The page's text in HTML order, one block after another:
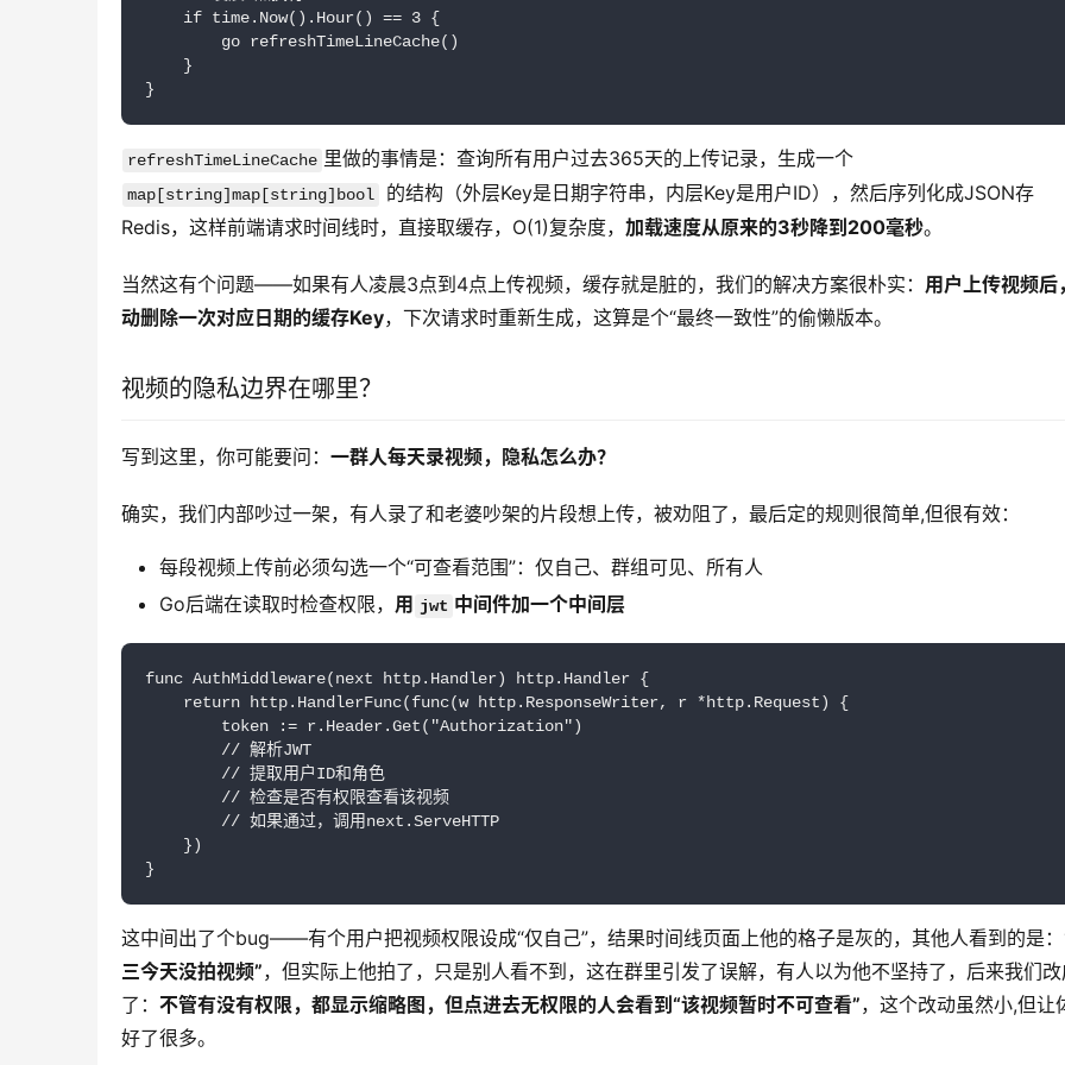
    if time.Now().Hour() == 3 {
        go refreshTimeLineCache()
    }
}
refreshTimeLineCache
map[string]map[string]bool
的结构（外层Key是日期字符串，内层Key是用户ID），然后序列化成JSON存
Redis，这样前端请求时间线时，直接取缓存，O(1)复杂度， 加载速度从原来的3秒降到200毫秒。
当然这有个问题——如果有人凌晨3点到4点上传视频，缓存就是脏的，我们的解决方案很朴实： 用户上传视频后
动删除一次对应日期的缓存Key，下次请求时重新生成，这算是个“最终一致性”的偷懒版本。
视频的隐私边界在哪里？
写到这里，你可能要问： 一群人每天录视频，隐私怎么办？
确实，我们内部吵过一架，有人录了和老婆吵架的片段想上传，被劝阻了，最后定的规则很简单,但很有效：
每段视频上传前必须勾选一个“可查看范围”：仅自己、群组可见、所有人
Go后端在读取时检查权限， 用 jwt 中间件加一个中间层
func AuthMiddleware(next http.Handler) http.Handler {
    return http.HandlerFunc(func(w http.ResponseWriter, r *http.Request) {
        token := r.Header.Get("Authorization")
        // 解析JWT
        // 提取用户ID和角色
        // 检查是否有权限查看该视频
        // 如果通过，调用next.ServeHTTP
    })
}
这中间出了个bug——有个用户把视频权限设成“仅自己”，结果时间线页面上他的格子是灰的，其他人看到的是：
三今天没拍视频”，但实际上他拍了，只是别人看不到，这在群里引发了误解，有人以为他不坚持了，后来我们
了： 不管有没有权限，都显示缩略图，但点进去无权限的人会看到“该视频暂时不可查看”，这个改动虽然小,但让
好了很多。